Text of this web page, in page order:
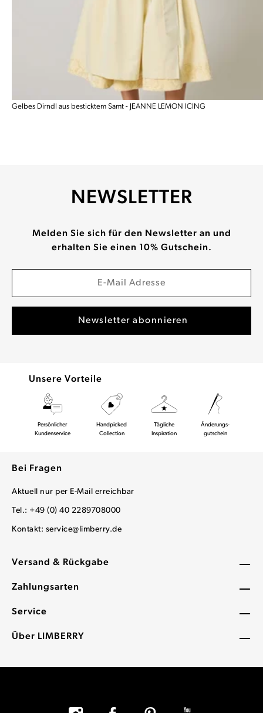
Gelbes Dirndl aus besticktem Samt - JEANNE LEMON ICING
Versand & Rückgabe
Zahlungsarten
Service
Über LIMBERRY
NEWSLETTER
Melden Sie sich für den Newsletter an und
erhalten Sie einen 10% Gutschein.
Unsere Vorteile
Persönlicher
Kundenservice
Handpicked
Collection
Tägliche
Inspiration
Änderungs-
gutschein
Bei Fragen
Aktuell nur per E-Mail erreichbar
Tel.: +49 (0) 40 2289708000
Kontakt: service@limberry.de